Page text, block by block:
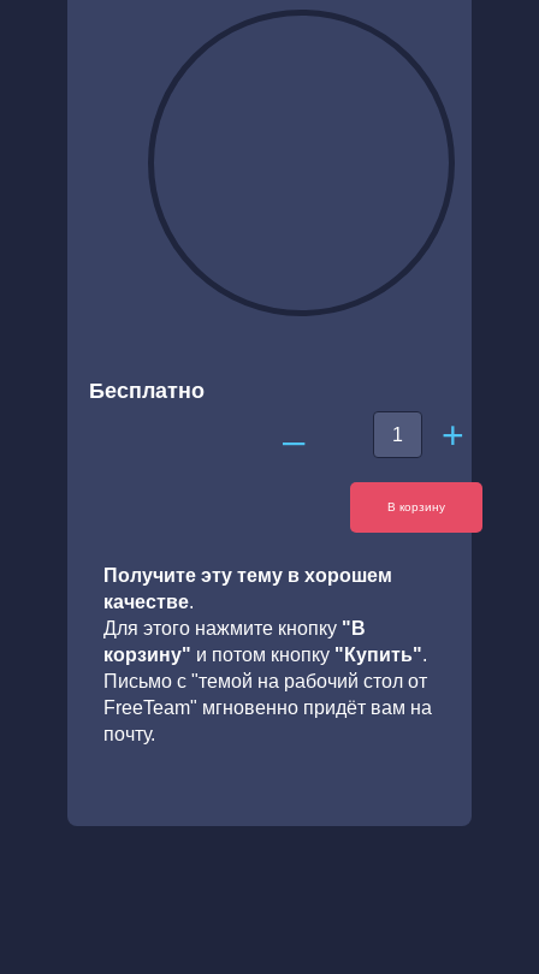
Бесплатно
+
В корзину
–
Получите эту тему в хорошем
качестве.
Для этого нажмите кнопку "В
корзину" и потом кнопку "Купить".
Письмо с "темой на рабочий стол от
FreeTeam" мгновенно придёт вам на
почту.